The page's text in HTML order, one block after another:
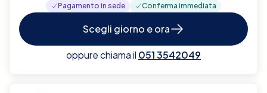
Pagamento in sede Conferma immediata
Scegli giorno e ora
oppure chiama il 051 3542049